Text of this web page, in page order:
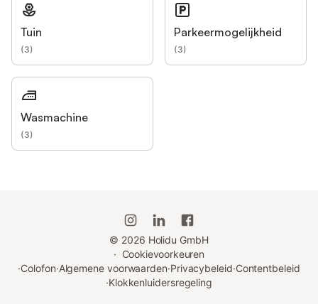
Tuin
(3)
Parkeermogelijkheid
(3)
Wasmachine
(3)
© 2026 Holidu GmbH
· Cookievoorkeuren
·Colofon·Algemene voorwaarden·Privacybeleid·Contentbeleid
·Klokkenluidersregeling